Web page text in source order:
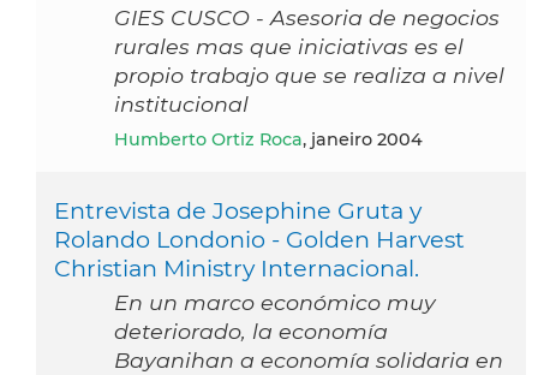
GIES CUSCO - Asesoria de negocios
rurales mas que iniciativas es el
propio trabajo que se realiza a nivel
institucional
Humberto Ortiz Roca, janeiro 2004
Entrevista de Josephine Gruta y
Rolando Londonio - Golden Harvest
Christian Ministry Internacional.
En un marco económico muy
deteriorado, la economía
Bayanihan a economía solidaria en